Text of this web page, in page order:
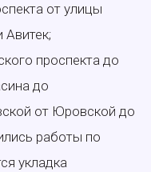
от улицы
проспекта до
до
от Юровской до
работы по
укладка